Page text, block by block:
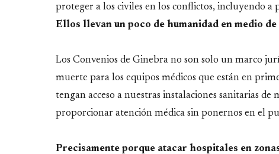
proteger a los civiles en los conflictos, incluyendo a
Ellos llevan un poco de humanidad en medio
Los Convenios de Ginebra no son solo un marco
muerte para los equipos médicos que están en
tengan acceso a nuestras instalaciones sanitarias
proporcionar atención médica sin ponernos en el
Precisamente porque atacar hospitales en